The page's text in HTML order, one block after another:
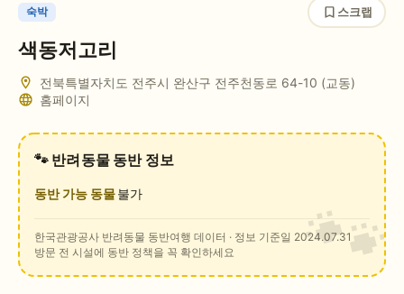
숙박 스크랩
색동저고리
전북특별자치도 전주시 완산구 전주천동로 64-10 (교동)
홈페이지
🐾 반려동물 동반 정보
동반 가능 동물불가
한국관광공사 반려동물 동반여행 데이터 · 정보 기준일 2024.07.31
방문 전 시설에 동반 정책을 꼭 확인하세요